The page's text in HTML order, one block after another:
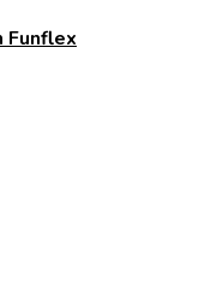
Funflex